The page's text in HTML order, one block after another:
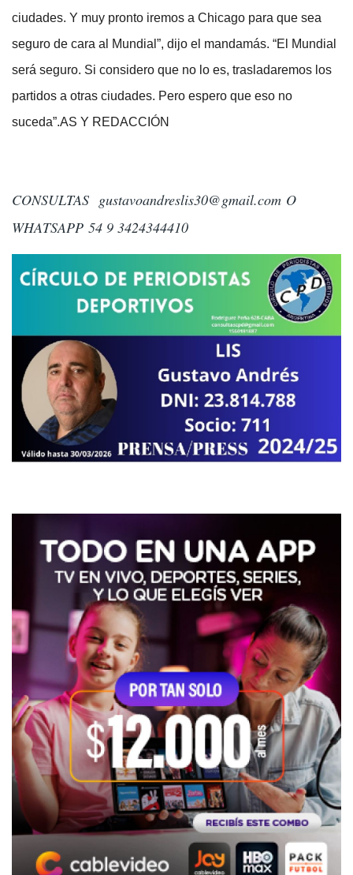
ciudades. Y muy pronto iremos a Chicago para que sea
seguro de cara al Mundial”, dijo el mandamás. “El Mundial
será seguro. Si considero que no lo es, trasladaremos los
partidos a otras ciudades. Pero espero que eso no
suceda”.AS Y REDACCIÓN
CONSULTAS gustavoandreslis30@gmail.com O
WHATSAPP 54 9 3424344410